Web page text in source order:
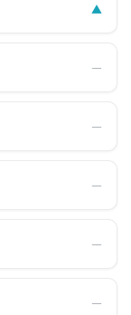
▲
―
―
―
―
―